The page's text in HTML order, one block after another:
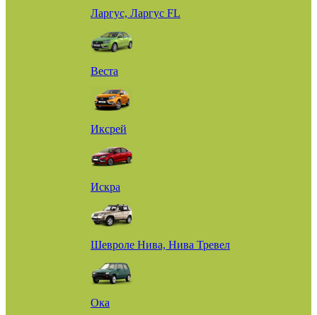
Ларгус, Ларгус FL
Веста
Иксрей
Искра
Шевроле Нива, Нива Тревел
Ока